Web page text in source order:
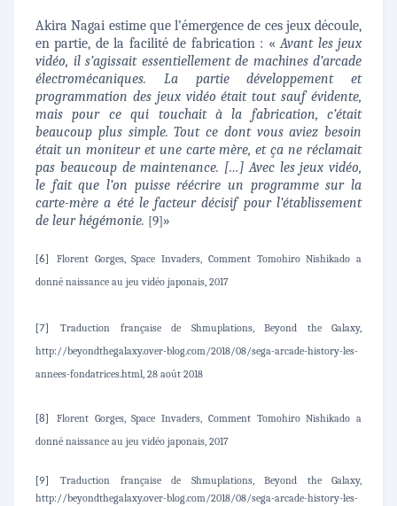
Akira Nagai estime que l’émergence de ces jeux découle,
en partie, de la facilité de fabrication : «Avant les jeux
vidéo, il s’agissait essentiellement de machines d’arcade
électromécaniques. La partie développement et
programmation des jeux vidéo était tout sauf évidente,
mais pour ce qui touchait à la fabrication, c’était
beaucoup plus simple. Tout ce dont vous aviez besoin
était un moniteur et une carte mère, et ça ne réclamait
pas beaucoup de maintenance. […] Avec les jeux vidéo,
le fait que l’on puisse réécrire un programme sur la
carte-mère a été le facteur décisif pour l’établissement
de leur hégémonie. [9]»
[6]
Florent Gorges, Space Invaders, Comment Tomohiro Nishikado a
donné naissance au jeu vidéo japonais, 2017
[7]
Traduction française de Shmuplations, Beyond the Galaxy,
http://beyondthegalaxy.over-blog.com/2018/08/sega-arcade-history-les-
annees-fondatrices.html, 28 août 2018
[8]
Florent Gorges, Space Invaders, Comment Tomohiro Nishikado a
donné naissance au jeu vidéo japonais, 2017
[9]
Traduction française de Shmuplations, Beyond the Galaxy,
http://beyondthegalaxy.over-blog.com/2018/08/sega-arcade-history-les-